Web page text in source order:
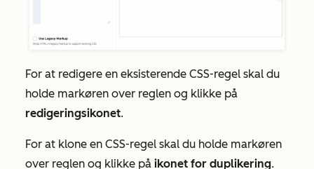
For at redigere en eksisterende CSS-regel skal du
holde markøren over reglen og klikke på
redigeringsikonet.
For at klone en CSS-regel skal du holde markøren
over reglen og klikke på ikonet for duplikering.